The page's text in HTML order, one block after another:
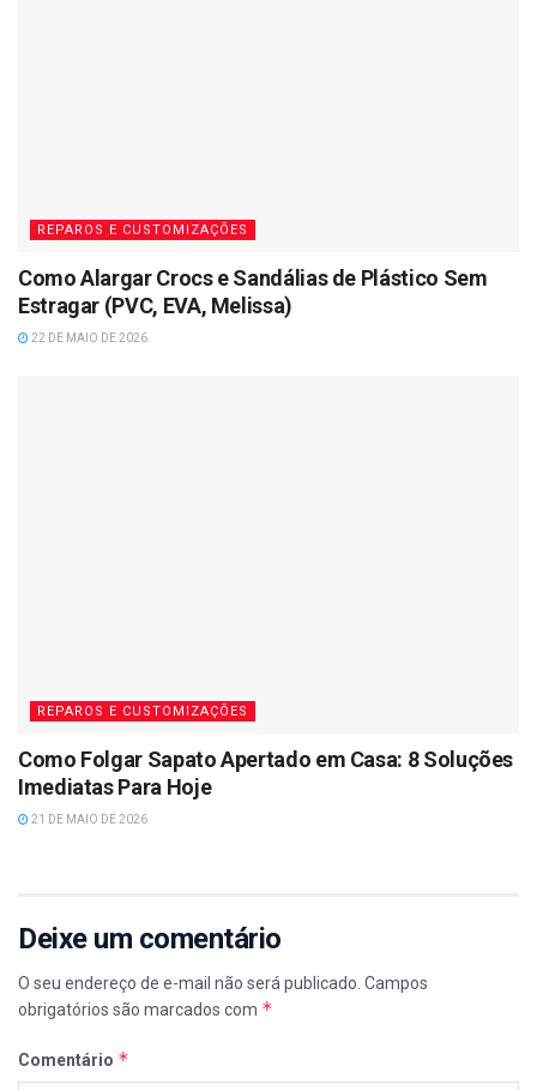
REPAROS E CUSTOMIZAÇÕES
Como Alargar Crocs e Sandálias de Plástico Sem
Estragar (PVC, EVA, Melissa)
22 DE MAIO DE 2026
REPAROS E CUSTOMIZAÇÕES
Como Folgar Sapato Apertado em Casa: 8 Soluções
Imediatas Para Hoje
21 DE MAIO DE 2026
Deixe um comentário
O seu endereço de e-mail não será publicado. Campos
obrigatórios são marcados com *
Comentário *